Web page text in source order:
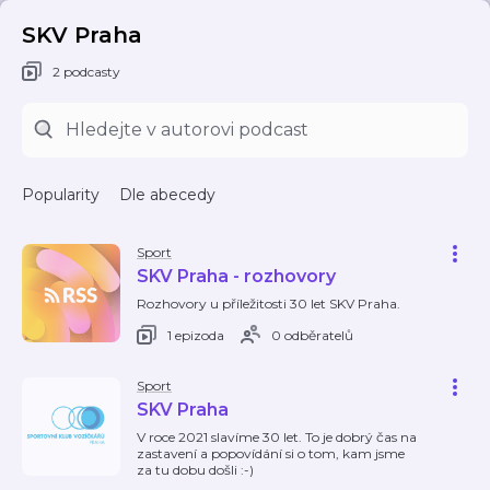
SKV Praha
2 podcasty
Popularity Dle abecedy
Sport
SKV Praha - rozhovory
Rozhovory u příležitosti 30 let SKV Praha.
1 epizoda
0 odběratelů
Sport
SKV Praha
V roce 2021 slavíme 30 let. To je dobrý čas na
zastavení a popovídání si o tom, kam jsme
za tu dobu došli :-)